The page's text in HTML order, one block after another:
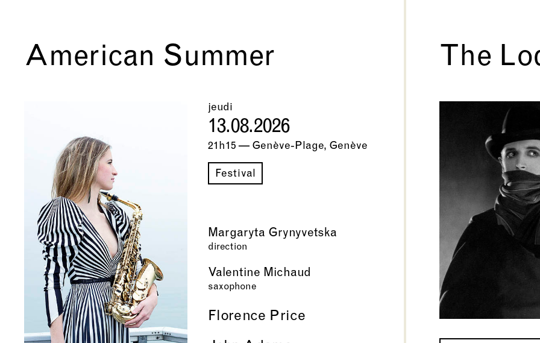
American Summer
jeudi
13.08.2026
21h15 — Genève-Plage, Genève
Festival
Margaryta Grynyvetska
direction
Valentine Michaud
saxophone
Florence Price
The